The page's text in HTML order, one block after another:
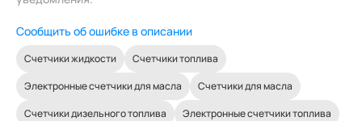
Сообщить об ошибке в описании
Счетчики жидкости
Счетчики топлива
Электронные счетчики для масла
Счетчики для масла
Счетчики дизельного топлива
Электронные счетчики топлива